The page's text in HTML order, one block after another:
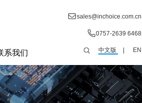
系我们
sales@inchoice.com.cn
0757-2639 6468
中文版 EN